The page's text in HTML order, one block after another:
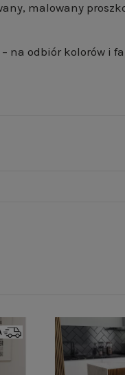
malowany
na odbiór kolorów i